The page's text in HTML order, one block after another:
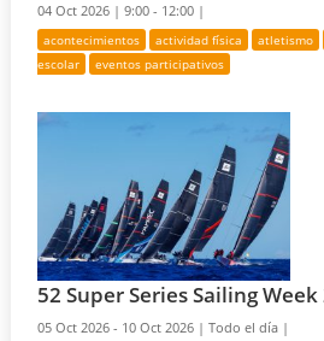
04 Oct 2026 |9:00 - 12:00 |
acontecimientos actividad física atletismo
escolar
eventos participativos
52 Super Series Sailing Week
05 Oct 2026 - 10 Oct 2026 |Todo el día |